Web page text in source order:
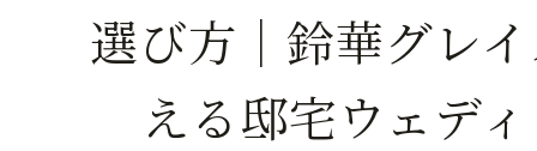
選び方｜鈴華グレ
える邸宅ウェデ